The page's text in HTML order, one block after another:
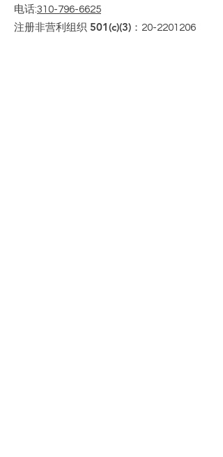
电话:310-796-6625
注册非营利组织 501(c)(3)： 20-2201206